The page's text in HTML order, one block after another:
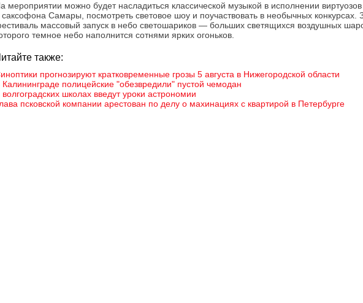
мероприятии можно будет насладиться классической музыкой в исполнении виртуозов
саксофона Самары, посмотреть световое шоу и поучаствовать в необычных конкурсах.
массовый запуск в небо светошариков — больших светящихся воздушных
темное небо наполнится сотнями ярких огоньков.
также:
прогнозируют кратковременные грозы 5 августа в Нижегородской области
Калининграде полицейские "обезвредили" пустой чемодан
волгоградских школах введут уроки астрономии
псковской компании арестован по делу о махинациях с квартирой в Петербурге